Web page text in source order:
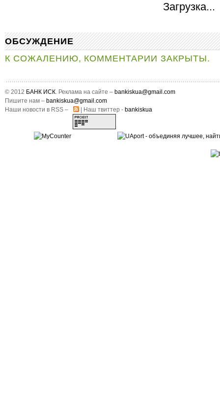
Загрузка...
ОБСУЖДЕНИЕ
К СОЖАЛЕНИЮ, КОММЕНТАРИИ ЗАКРЫТЫ.
© 2012 БАНК ИСК. Реклама на сайте – bankiskua@gmail.com
Пишите нам – bankiskua@gmail.com
Наши новости в RSS –
| Наш твиттер - bankiskua